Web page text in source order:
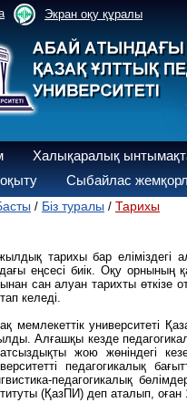
Экран оқу құралы
Халықаралық
Сыбайлас
/ Біз туралы / Тарихы
тарихы бар еліміздегі
еңсесі биік. Оқу орнының
сан алуан тарихты өткізе
келеді.
мемлекеттік университеті
Алғашқы кезде
жою жөніндегі
педагогикалық
педагогикалық
(ҚазПИ) деп аталып,